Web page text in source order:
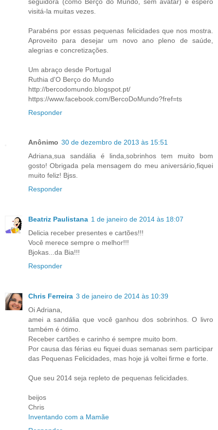
visitá-la muitas vezes.
Parabéns por essas pequenas felicidades que nos mostra.
Aproveito para desejar um novo ano pleno de saúde,
alegrias e concretizações.
Um abraço desde Portugal
Ruthia d'O Berço do Mundo
http://bercodomundo.blogspot.pt/
https://www.facebook.com/BercoDoMundo?fref=ts
Responder
Anônimo 30 de dezembro de 2013 às 15:51
Adriana,sua sandália é linda,sobrinhos tem muito bom
gosto! Obrigada pela mensagem do meu aniversário,fiquei
muito feliz! Bjss.
Responder
Beatriz Paulistana 1 de janeiro de 2014 às 18:07
Delicia receber presentes e cartões!!!
Você merece sempre o melhor!!!
Bjokas...da Bia!!!
Responder
Chris Ferreira 3 de janeiro de 2014 às 10:39
Oi Adriana,
amei a sandália que você ganhou dos sobrinhos. O livro
também é ótimo.
Receber cartões e carinho é sempre muito bom.
Por causa das férias eu fiquei duas semanas sem participar
das Pequenas Felicidades, mas hoje já voltei firme e forte.
Que seu 2014 seja repleto de pequenas felicidades.
beijos
Chris
Inventando com a Mamãe